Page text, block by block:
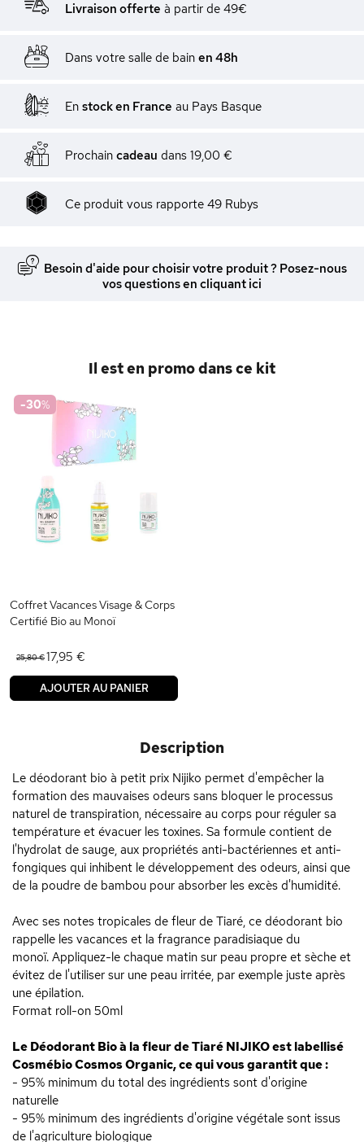
Livraison offerte à partir de 49€
Dans votre salle de bain en 48h
En stock en France au Pays Basque
Prochain cadeau dans 19,00 €
Ce produit vous rapporte 49 Rubys
Besoin d'aide pour choisir votre produit ? Posez-nous
vos questions en cliquant ici
Il est en promo dans ce kit
-30%
Coffret Vacances Visage & Corps
Certifié Bio au Monoï
25,80 €17,95 €
AJOUTER AU PANIER
Description
Le déodorant bio à petit prix Nijiko permet d'empêcher la
formation des mauvaises odeurs sans bloquer le processus
naturel de transpiration, nécessaire au corps pour réguler sa
température et évacuer les toxines. Sa formule contient de
l'hydrolat de sauge, aux propriétés anti-bactériennes et anti-
fongiques qui inhibent le développement des odeurs, ainsi que
de la poudre de bambou pour absorber les excès d'humidité.
Avec ses notes tropicales de fleur de Tiaré, ce déodorant bio
rappelle les vacances et la fragrance paradisiaque du
monoï. Appliquez-le chaque matin sur peau propre et sèche et
évitez de l'utiliser sur une peau irritée, par exemple juste après
une épilation.
Format roll-on 50ml
Le Déodorant Bio à la fleur de Tiaré NIJIKO est labellisé
Cosmébio Cosmos Organic, ce qui vous garantit que :
- 95% minimum du total des ingrédients sont d'origine
naturelle
- 95% minimum des ingrédients d'origine végétale sont issus
de l'agriculture biologique